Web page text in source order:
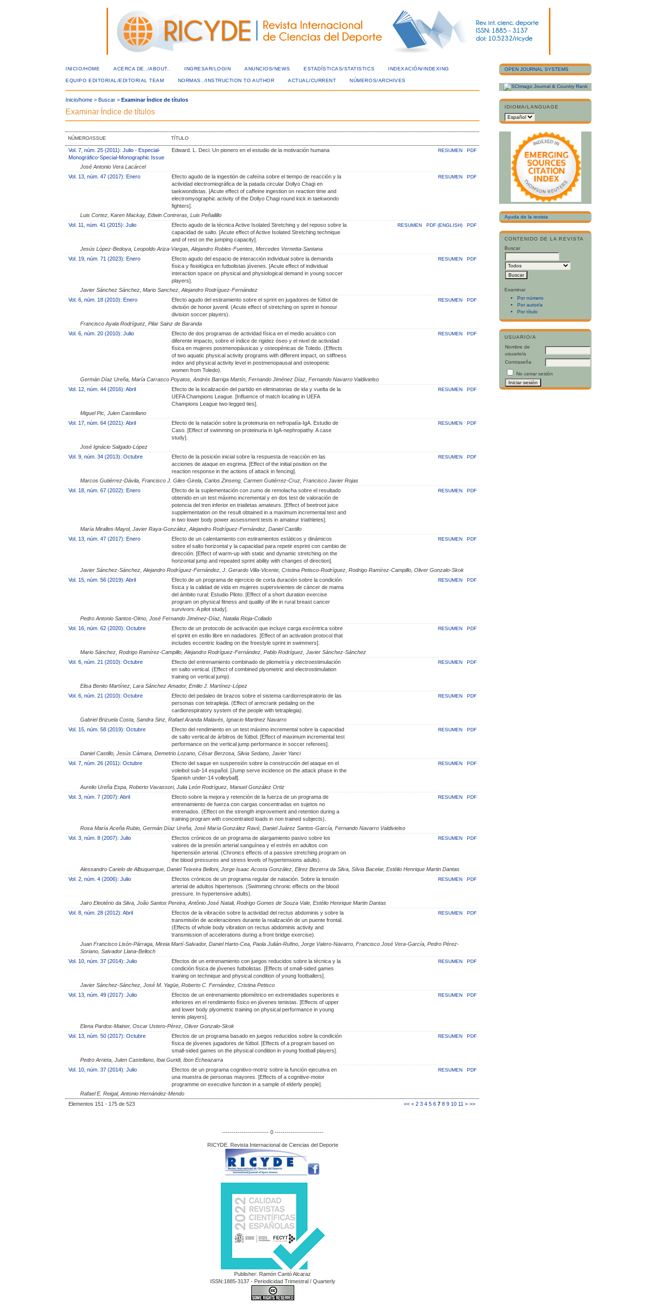
OPEN JOURNAL SYSTEMS
IDIOMA/LANGUAGE
Ayuda de la revista
CONTENIDO DE LA REVISTA
Buscar
Examinar
Por número
Por autor/a
Por título
USUARIO/A
Nombre de
usuario/a
Contraseña
No cerrar sesión
INICIO/HOME ACERCA DE../ABOUT.. INGRESAR/LOGIN ANUNCIOS/NEWS ESTADÍSTICAS/STATISTICS INDEXACIÓN/INDEXING
EQUIPO EDITORIAL/EDITORIAL TEAM NORMAS../INSTRUCTION TO AUTHOR ACTUAL/CURRENT NÚMEROS/ARCHIVES
Inicio/home >Buscar >Examinar Índice de títulos
Examinar Índice de títulos
NÚMERO/ISSUE TÍTULO
Vol. 7, núm. 25 (2011): Julio - Especial-
Monográfico-Special-Monographic Issue
Edward. L. Deci: Un pionero en el estudio de la motivación humana RESUMEN PDF
José Antonio Vera Lacárcel
Vol. 13, núm. 47 (2017): Enero
Efecto agudo de la ingestión de cafeína sobre el tiempo de reacción y la
actividad electromiográfica de la patada circular Dollyo Chagi en
taekwondistas. [Acute effect of caffeine ingestion on reaction time and
electromyographic activity of the Dollyo Chagi round kick in taekwondo
fighters].
RESUMEN PDF
Luis Cortez, Karen Mackay, Edwin Contreras, Luis Peñailillo
Vol. 11, núm. 41 (2015): Julio
Efecto agudo de la técnica Active Isolated Stretching y del reposo sobre la
capacidad de salto. [Acute effect of Active Isolated Stretching technique
and of rest on the jumping capacity].
RESUMEN PDF (ENGLISH) PDF
Jesús López-Bedoya, Leopoldo Ariza-Vargas, Alejandro Robles-Fuentes, Mercedes Vernetta-Santana
Vol. 19, núm. 71 (2023): Enero
Efecto agudo del espacio de interacción individual sobre la demanda
física y fisiológica en futbolistas jóvenes. [Acute effect of individual
interaction space on physical and physiological demand in young soccer
players].
RESUMEN PDF
Javier Sánchez Sánchez, Mario Sanchez, Alejandro Rodríguez-Fernández
Vol. 6, núm. 18 (2010): Enero
Efecto agudo del estiramiento sobre el sprint en jugadores de fútbol de
división de honor juvenil. (Acute effect of stretching on sprint in honour
division soccer players).
RESUMEN PDF
Francisco Ayala Rodríguez, Pilar Sainz de Baranda
Vol. 6, núm. 20 (2010): Julio
Efecto de dos programas de actividad física en el medio acuático con
diferente impacto, sobre el índice de rigidez óseo y el nivel de actividad
física en mujeres postmenopáusicas y osteopénicas de Toledo. (Effects
of two aquatic physical activity programs with different impact, on stiffness
index and physical activity level in postmenopausal and osteopenic
women from Toledo).
RESUMEN PDF
Germán Díaz Ureña, María Carrasco Poyatos, Andrés Barriga Martín, Fernando Jiménez Díaz, Fernando Navarro Valdivielso
Vol. 12, núm. 44 (2016): Abril
Efecto de la localización del partido en eliminatorias de ida y vuelta de la
UEFA Champions League. [Influence of match locating in UEFA
Champions League two-legged ties].
RESUMEN PDF
Miguel Pic, Julen Castellano
Vol. 17, núm. 64 (2021): Abril
Efecto de la natación sobre la proteinuria en nefropatía-IgA. Estudio de
Caso. [Effect of swimming on proteinuria in IgA-nephropathy. A case
study].
RESUMEN PDF
José Ignácio Salgado-López
Vol. 9, núm. 34 (2013): Octubre
Efecto de la posición inicial sobre la respuesta de reacción en las
acciones de ataque en esgrima. [Effect of the initial position on the
reaction response in the actions of attack in fencing].
RESUMEN PDF
Marcos Gutiérrez-Dávila, Francisco J. Giles-Girela, Carlos Zinseng, Carmen Gutiérrez-Cruz, Francisco Javier Rojas
Vol. 18, núm. 67 (2022): Enero
Efecto de la suplementación con zumo de remolacha sobre el resultado
obtenido en un test máximo incremental y en dos test de valoración de
potencia del tren inferior en triatletas amateurs. [Effect of beetroot juice
supplementation on the result obtained in a maximum incremental test and
in two lower body power assessment tests in amateur triathletes].
RESUMEN PDF
María Miralles-Mayol, Javier Raya-González, Alejandro Rodríguez-Fernández, Daniel Castillo
Vol. 13, núm. 47 (2017): Enero
Efecto de un calentamiento con estiramientos estáticos y dinámicos
sobre el salto horizontal y la capacidad para repetir esprint con cambio de
dirección. [Effect of warm-up with static and dynamic stretching on the
horizontal jump and repeated sprint ability with changes of direction].
RESUMEN PDF
Javier Sánchez-Sánchez, Alejandro Rodríguez-Fernández, J. Gerardo Villa-Vicente, Cristina Petisco-Rodríguez, Rodrigo Ramírez-Campillo, Oliver Gonzalo-Skok
Vol. 15, núm. 56 (2019): Abril
Efecto de un programa de ejercicio de corta duración sobre la condición
física y la calidad de vida en mujeres supervivientes de cáncer de mama
del ámbito rural: Estudio Piloto. [Effect of a short duration exercise
program on physical fitness and quality of life in rural breast cancer
survivors: A pilot study].
RESUMEN PDF
Pedro Antonio Santos-Olmo, José Fernando Jiménez-Díaz, Natalia Rioja-Collado
Vol. 16, núm. 62 (2020): Octubre
Efecto de un protocolo de activación que incluye carga excéntrica sobre
el sprint en estilo libre en nadadores. [Effect of an activation protocol that
includes eccentric loading on the freestyle sprint in swimmers].
RESUMEN PDF
Mario Sánchez, Rodrigo Ramírez-Campillo, Alejandro Rodríguez-Fernández, Pablo Rodríguez, Javier Sánchez-Sánchez
Vol. 6, núm. 21 (2010): Octubre
Efecto del entrenamiento combinado de pliometría y electroestimulación
en salto vertical. (Effect of combined plyometric and electrostimulation
training on vertical jump).
RESUMEN PDF
Elisa Benito Martínez, Lara Sánchez Amador, Emilio J. Martínez-López
Vol. 6, núm. 21 (2010): Octubre
Efecto del pedaleo de brazos sobre el sistema cardiorrespiratorio de las
personas con tetraplejia. (Effect of armcrank pedaling on the
cardiorespiratory system of the people with tetraplegia).
RESUMEN PDF
Gabriel Brizuela Costa, Sandra Sinz, Rafael Aranda Malavés, Ignacio Martinez Navarro
Vol. 15, núm. 58 (2019): Octubre
Efecto del rendimiento en un test máximo incremental sobre la capacidad
de salto vertical de árbitros de fútbol. [Effect of maximum incremental test
performance on the vertical jump performance in soccer referees].
RESUMEN PDF
Daniel Castillo, Jesús Cámara, Demetrio Lozano, César Berzosa, Silvia Sedano, Javier Yanci
Vol. 7, núm. 26 (2011): Octubre
Efecto del saque en suspensión sobre la construcción del ataque en el
voleibol sub-14 español. [Jump serve incidence on the attack phase in the
Spanish under-14 volleyball].
RESUMEN PDF
Aurelio Ureña Espa, Roberto Vavassori, Julia León Rodríguez, Manuel González Ortiz
Vol. 3, núm. 7 (2007): Abril
Efecto sobre la mejora y retención de la fuerza de un programa de
entrenamiento de fuerza con cargas concentradas en sujetos no
entrenados. (Effect on the strength improvement and retention during a
training program with concentrated loads in non trained subjects).
RESUMEN PDF
Rosa María Aceña Rubio, Germán Díaz Ureña, José María González Ravé, Daniel Juárez Santos-García, Fernando Navarro Valdivielso
Vol. 3, núm. 8 (2007): Julio
Efectos crónicos de un programa de alargamiento pasivo sobre los
valores de la presión arterial sanguínea y el estrés en adultos con
hipertensión arterial. (Chronics effects of a passive stretching program on
the blood pressures and stress levels of hypertensions adults).
RESUMEN PDF
Alessandro Carielo de Albuquerque, Daniel Teixeira Belloni, Jorge Isaac Acosta González, Elirez Bezerra da Silva, Sílvia Bacelar, Estélio Henrique Martin Dantas
Vol. 2, núm. 4 (2006): Julio
Efectos crónicos de un programa regular de natación. Sobre la tensión
arterial de adultos hipertensos. (Swimming chronic effects on the blood
pressure. In hypertensive adults).
RESUMEN PDF
Jairo Eleotério da Silva, João Santos Pereira, Antônio José Natali, Rodrigo Gomes de Souza Vale, Estélio Henrique Martin Dantas
Vol. 8, núm. 28 (2012): Abril
Efectos de la vibración sobre la actividad del rectus abdominis y sobre la
transmisión de aceleraciones durante la realización de un puente frontal.
(Effects of whole body vibration on rectus abdominis activity and
transmission of accelerations during a front bridge exercise).
RESUMEN PDF
Juan Francisco Lisón-Párraga, Mireia Martí-Salvador, Daniel Harto-Cea, Paola Julián-Rufino, Jorge Valero-Navarro, Francisco José Vera-García, Pedro Pérez-
Soriano, Salvador Llana-Belloch
Vol. 10, núm. 37 (2014): Julio
Efectos de un entrenamiento con juegos reducidos sobre la técnica y la
condición física de jóvenes futbolistas. [Effects of small-sided games
training on technique and physical condition of young footballers].
RESUMEN PDF
Javier Sánchez-Sánchez, José M. Yagüe, Roberto C. Fernández, Cristina Petisco
Vol. 13, núm. 49 (2017): Julio
Efectos de un entrenamiento pliométrico en extremidades superiores e
inferiores en el rendimiento físico en jóvenes tenistas. [Effects of upper
and lower body plyometric training on physical performance in young
tennis players].
RESUMEN PDF
Elena Pardos-Mainer, Oscar Ustero-Pérez, Oliver Gonzalo-Skok
Vol. 13, núm. 50 (2017): Octubre
Efectos de un programa basado en juegos reducidos sobre la condición
física de jóvenes jugadores de fútbol. [Effects of a program based on
small-sided games on the physical condition in young football players].
RESUMEN PDF
Pedro Arrieta, Julen Castellano, Ibai Guridi, Ibon Echeazarra
Vol. 10, núm. 37 (2014): Julio
Efectos de un programa cognitivo-motriz sobre la función ejecutiva en
una muestra de personas mayores. [Effects of a cognitive-motor
programme on executive function in a sample of elderly people].
RESUMEN PDF
Rafael E. Reigal, Antonio Hernández-Mendo
Elementos 151 - 175 de 523
<< < 2 3 4 5 6 7 8 9 10 11 > >>
------------------------ 0 -------------------------
RICYDE. Revista Internacional de Ciencias del Deporte
Publisher: Ramón Cantó Alcaraz
ISSN:1885-3137 - Periodicidad Trimestral / Quarterly